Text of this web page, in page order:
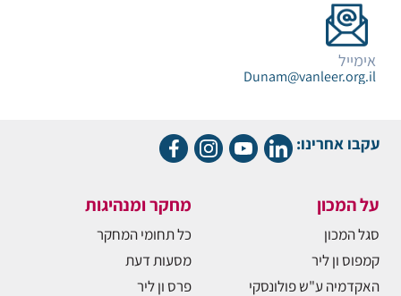
אימייל
Dunam@vanleer.org.il
עקבו אחרינו:
על המכון
סגל המכון
קמפוס ון ליר
האקדמיה ע"ש פולונסקי
מחקר ומנהיגות
כל תחומי המחקר
מסעות דעת
פרס ון ליר